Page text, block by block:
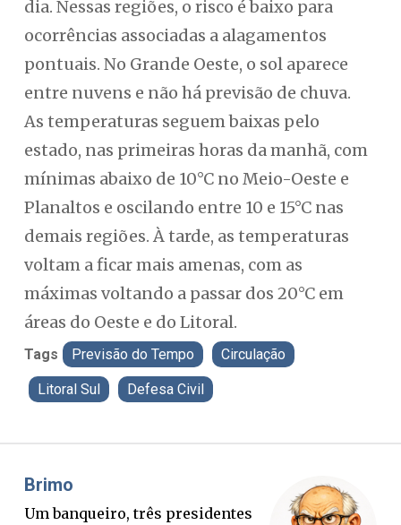
dia. Nessas regiões, o risco é baixo para
ocorrências associadas a alagamentos
pontuais. No Grande Oeste, o sol aparece
entre nuvens e não há previsão de chuva.
As temperaturas seguem baixas pelo
estado, nas primeiras horas da manhã, com
mínimas abaixo de 10°C no Meio-Oeste e
Planaltos e oscilando entre 10 e 15°C nas
demais regiões. À tarde, as temperaturas
voltam a ficar mais amenas, com as
máximas voltando a passar dos 20°C em
áreas do Oeste e do Litoral.
Tags Previsão do Tempo Circulação
Litoral Sul Defesa Civil
Misael Elias
O Boato corre mais rápido que a